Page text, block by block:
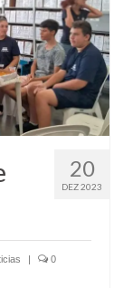
20
DEZ 2023
0